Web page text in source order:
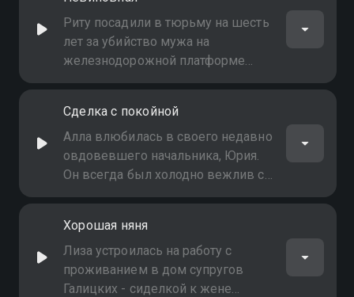
Николай погиб, после того как
оказался в больнице. Дух Николая
просит Михаила позаботиться о
его семье
Риту посадили в тюрьму на шесть
лет за убийство мужа на
железнодорожной платформе
дачного посёлка. После
спириту, чтобы поговорить с
покойным. Рита уверяла, что не
убивала его, хотя все улики
говорили об обратном
Сделка с покойной
Алла влюбилась в своего недавно
овдовевшего начальника, Юрия.
Он всегда был холодно вежлив с
Аллой и не позволял ей выходить
Чтобы узнать, как сблизиться с
Юрием, Алла обратилась к духу
его покойной жены
Хорошая няня
Лиза устроилась на работу с
проживанием в дом супругов
Галицких - сиделкой к жене